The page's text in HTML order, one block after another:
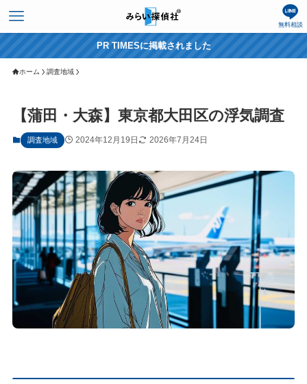
無料相談
PR TIMESに掲載されました
ホーム 調査地域
【蒲田・大森】東京都大田区の浮気調査
調査地域 2024年12月19日 2026年7月24日